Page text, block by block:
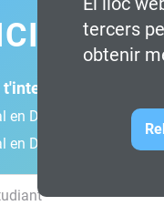
tercers
obtenir
en Disseny, Animació i
en Disseny Digital i